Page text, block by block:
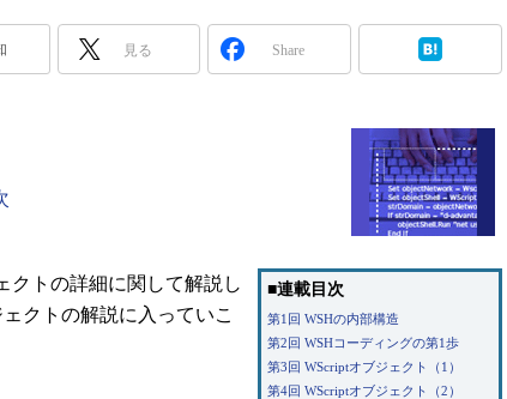
Test &
ブログ
見る Share
■連載目次
第1回 WSHの内部構造
第2回 WSHコーディングの第1歩
第3回 WScriptオブジェクト（1）
第4回 WScriptオブジェクト（2）
クトの詳細に関して解説し
クトの解説に入っていこ